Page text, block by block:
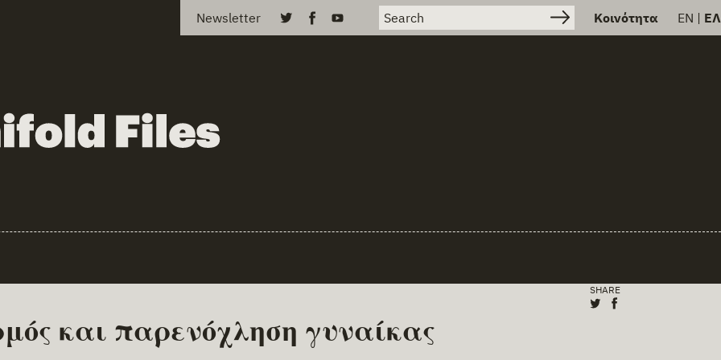
Newsletter Search for: Κοινότητα EN | ΕΛ
SHARE
Share on X
Share on
και παρενόχληση γυναίκας